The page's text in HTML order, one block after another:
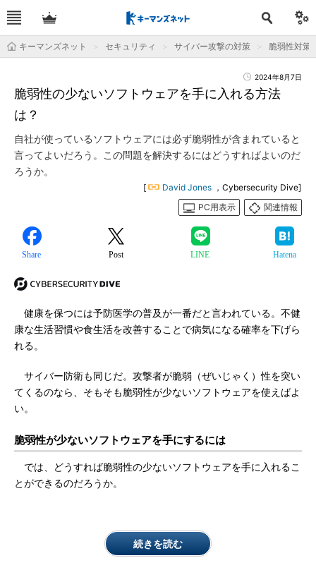
キーマンズネット セキュリティ サイバー攻撃の対策 脆弱性対策
2024年8月7日
脆弱性の少ないソフトウェアを手に入れる方法
は？
自社が使っているソフトウェアには必ず脆弱性が含まれていると
言ってよいだろう。この問題を解決するにはどうすればよいのだ
ろうか。
[ David Jones ，Cybersecurity Dive]
PC用表示
関連情報
Share Post LINE Hatena
健康を保つには予防医学の普及が一番だと言われている。不健
康な生活習慣や食生活を改善することで病気になる確率を下げら
れる。
サイバー防衛も同じだ。攻撃者が脆弱（ぜいじゃく）性を突い
てくるのなら、そもそも脆弱性が少ないソフトウェアを使えばよ
い。
脆弱性が少ないソフトウェアを手にするには
では、どうすれば脆弱性の少ないソフトウェアを手に入れるこ
とができるのだろうか。
続きを読む